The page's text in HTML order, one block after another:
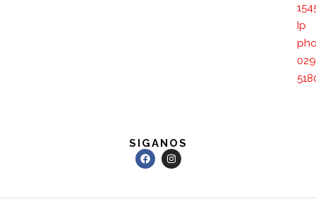
Ip
SIGANOS